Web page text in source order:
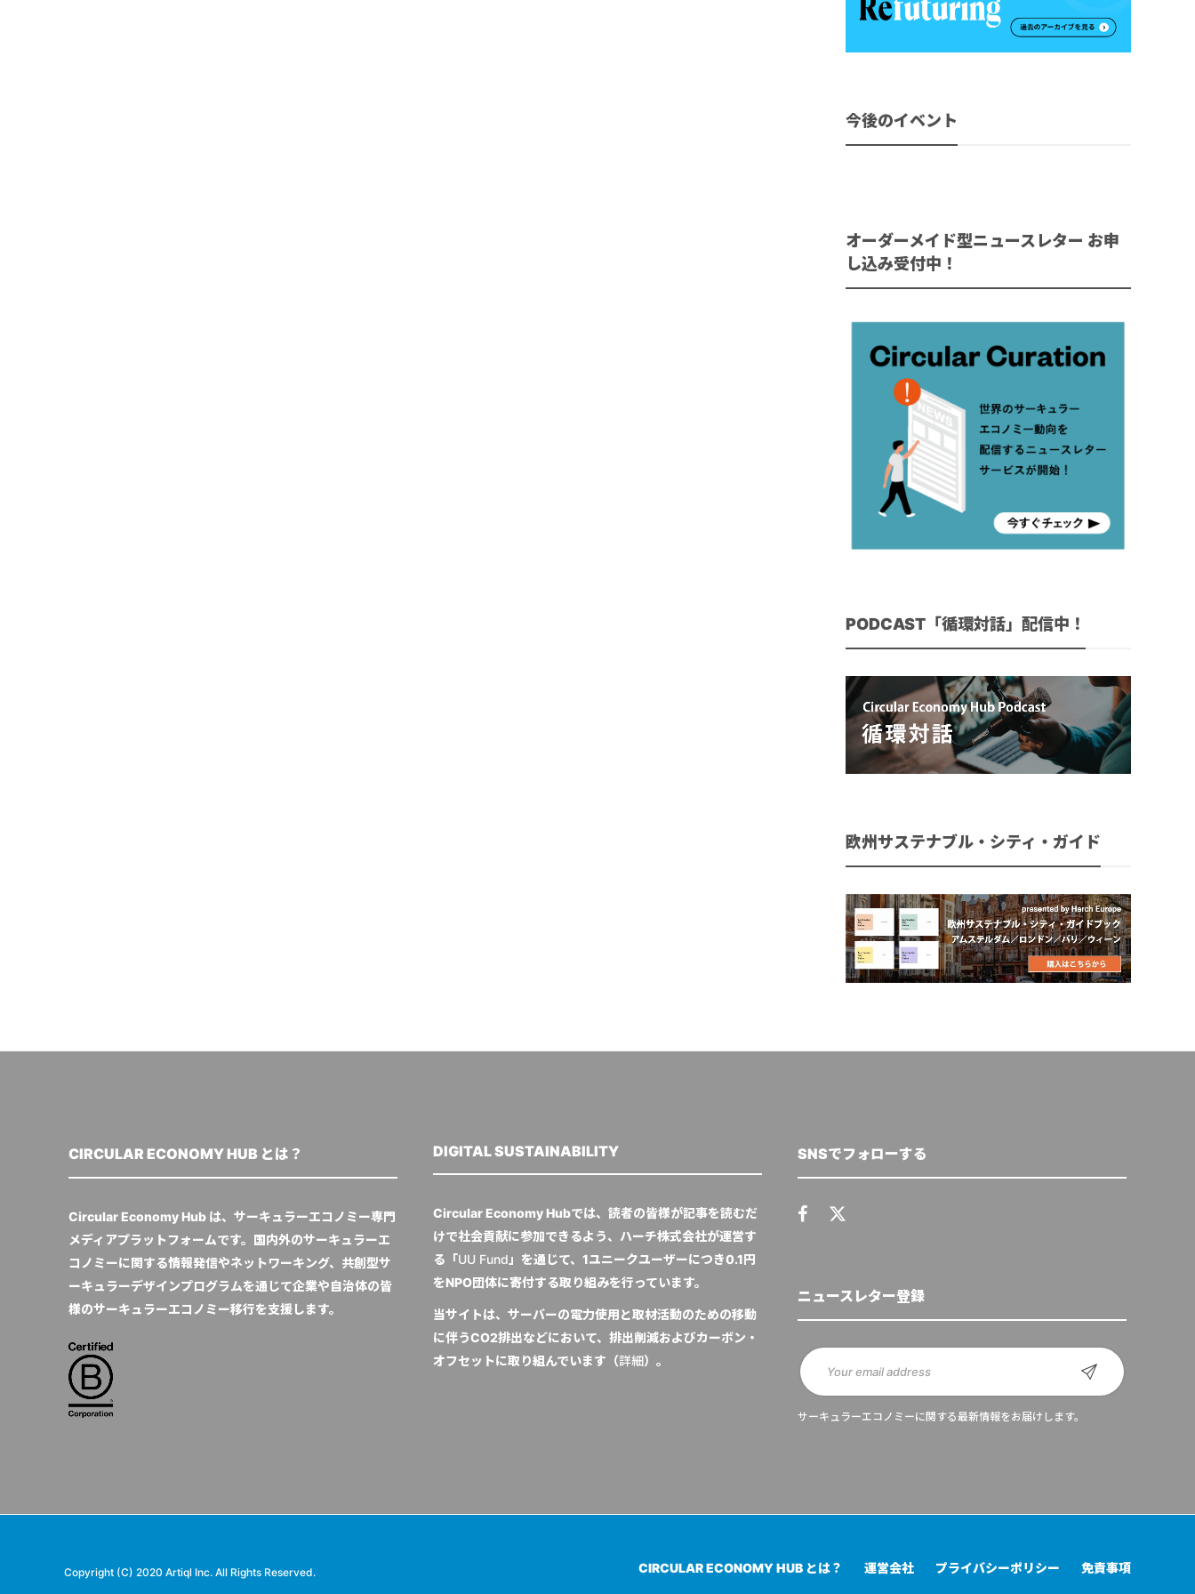
今後のイベント
オーダーメイド型ニュースレター お申
し込み受付中！
PODCAST「循環対話」配信中！
欧州サステナブル・シティ・ガイド
CIRCULAR ECONOMY HUB とは？
Circular Economy Hub は、サーキュラーエコノミー専門
メディアプラットフォームです。国内外のサーキュラーエ
コノミーに関する情報発信やネットワーキング、共創型サ
ーキュラーデザインプログラムを通じて企業や自治体の皆
様のサーキュラーエコノミー移行を支援します。
DIGITAL SUSTAINABILITY
Circular Economy Hubでは、読者の皆様が記事を読むだ
けで社会貢献に参加できるよう、ハーチ株式会社が運営す
る「UU Fund」を通じて、1ユニークユーザーにつき0.1円
をNPO団体に寄付する取り組みを行っています。
当サイトは、サーバーの電力使用と取材活動のための移動
に伴うCO2排出などにおいて、排出削減およびカーボン・
オフセットに取り組んでいます（詳細）。
SNSでフォローする
ニュースレター登録
サーキュラーエコノミーに関する最新情報をお届けします。
Copyright (C) 2020 Artiql Inc. All Rights Reserved. CIRCULAR ECONOMY HUB とは？ 運営会社 プライバシーポリシー 免責事項